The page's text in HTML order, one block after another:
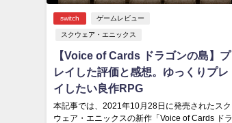
switch ゲームレビュー
スクウェア・エニックス
【Voice of Cards ドラゴンの島】プ
レイした評価と感想。ゆっくりプレ
イしたい良作RPG
本記事では、2021年10月28日に発売されたスク
ウェア・エニックスの新作「Voice of Cards ドラ